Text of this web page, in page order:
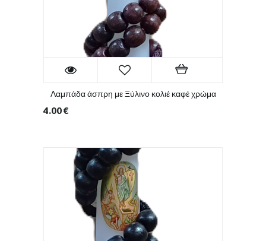
Λαμπάδα άσπρη με Ξύλινο κολιέ καφέ χρώμα
4.00€